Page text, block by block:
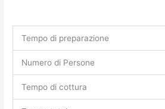
Tempo di preparazione
Numero di Persone
Tempo di cottura